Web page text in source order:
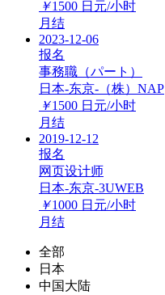
￥1500 日元/小时
月结
2023-12-06
报名
事務職（パート）
日本-东京-（株）NAP
￥1500 日元/小时
月结
2019-12-12
报名
网页设计师
日本-东京-3UWEB
￥1000 日元/小时
月结
全部
日本
中国大陆